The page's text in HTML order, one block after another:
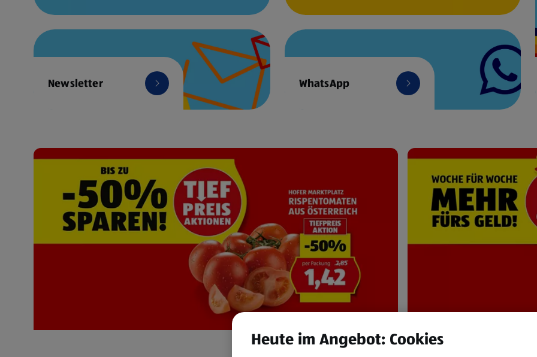
Newsletter WhatsApp
Heute im Angebot: Cookies